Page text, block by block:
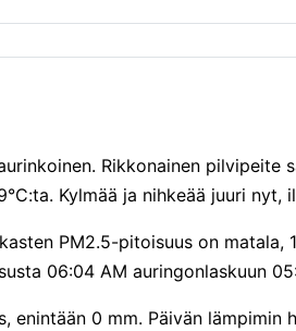
Rikkonainen pilvipeite
Kylmää ja nihkeää juuri nyt,
PM2.5-pitoisuus on
06:04 AM auringonlaskuun
enintään 0 mm. Päivän lämpimin